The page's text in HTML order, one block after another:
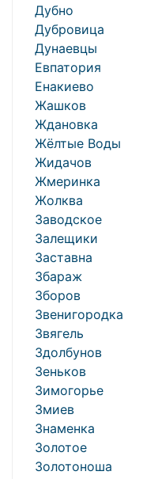
Дубно
Дубровица
Дунаевцы
Евпатория
Енакиево
Жашков
Ждановка
Жёлтые Воды
Жидачов
Жмеринка
Жолква
Заводское
Залещики
Заставна
Збараж
Зборов
Звенигородка
Звягель
Здолбунов
Зеньков
Зимогорье
Змиев
Знаменка
Золотое
Золотоноша